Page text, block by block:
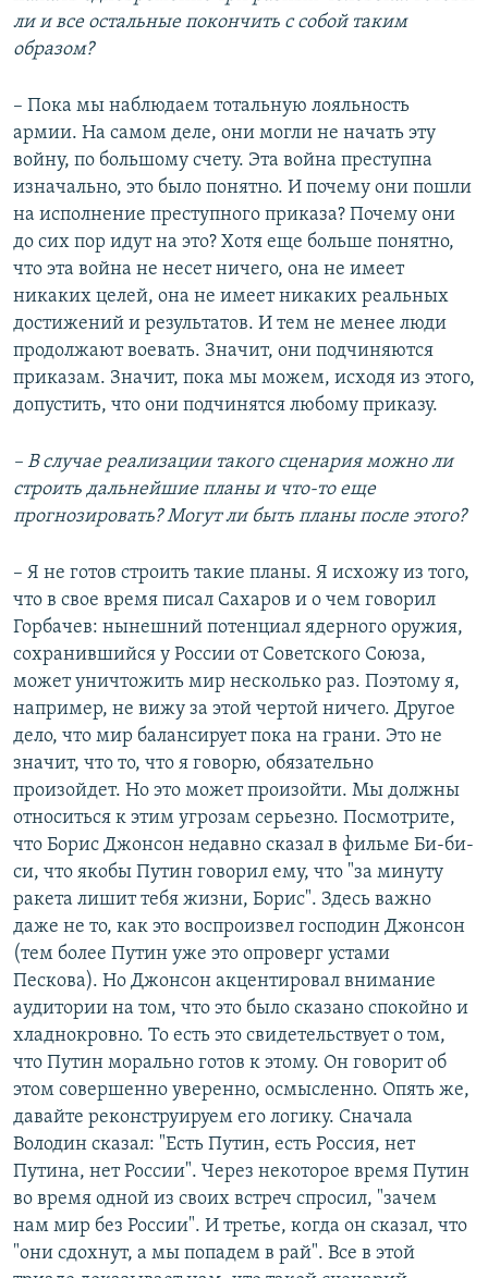
ли и все остальные покончить с собой таким
образом?
– Пока мы наблюдаем тотальную лояльность
армии. На самом деле, они могли не начать эту
войну, по большому счету. Эта война преступна
изначально, это было понятно. И почему они пошли
на исполнение преступного приказа? Почему они
до сих пор идут на это? Хотя еще больше понятно,
что эта война не несет ничего, она не имеет
никаких целей, она не имеет никаких реальных
достижений и результатов. И тем не менее люди
продолжают воевать. Значит, они подчиняются
приказам. Значит, пока мы можем, исходя из этого,
допустить, что они подчинятся любому приказу.
– В случае реализации такого сценария можно ли
строить дальнейшие планы и что-то еще
прогнозировать? Могут ли быть планы после этого?
– Я не готов строить такие планы. Я исхожу из того,
что в свое время писал Сахаров и о чем говорил
Горбачев: нынешний потенциал ядерного оружия,
сохранившийся у России от Советского Союза,
может уничтожить мир несколько раз. Поэтому я,
например, не вижу за этой чертой ничего. Другое
дело, что мир балансирует пока на грани. Это не
значит, что то, что я говорю, обязательно
произойдет. Но это может произойти. Мы должны
относиться к этим угрозам серьезно. Посмотрите,
что Борис Джонсон недавно сказал в фильме Би-би-
си, что якобы Путин говорил ему, что "за минуту
ракета лишит тебя жизни, Борис". Здесь важно
даже не то, как это воспроизвел господин Джонсон
(тем более Путин уже это опроверг устами
Пескова). Но Джонсон акцентировал внимание
аудитории на том, что это было сказано спокойно и
хладнокровно. То есть это свидетельствует о том,
что Путин морально готов к этому. Он говорит об
этом совершенно уверенно, осмысленно. Опять же,
давайте реконструируем его логику. Сначала
Володин сказал: "Есть Путин, есть Россия, нет
Путина, нет России". Через некоторое время Путин
во время одной из своих встреч спросил, "зачем
нам мир без России". И третье, когда он сказал, что
"они сдохнут, а мы попадем в рай". Все в этой